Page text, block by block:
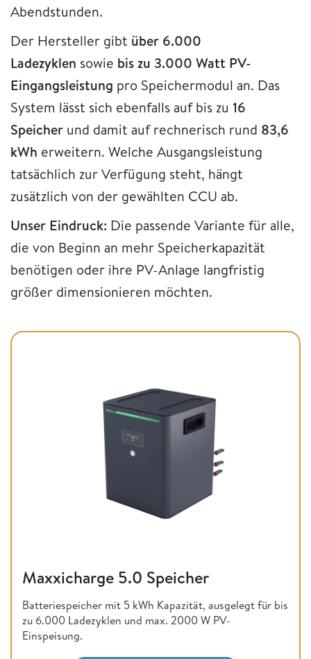
Abendstunden.
Der Hersteller gibt über 6.000
Ladezyklen sowie bis zu 3.000 Watt PV-
Eingangsleistung pro Speichermodul an. Das
System lässt sich ebenfalls auf bis zu 16
Speicher und damit auf rechnerisch rund 83,6
kWh erweitern. Welche Ausgangsleistung
tatsächlich zur Verfügung steht, hängt
zusätzlich von der gewählten CCU ab.
Unser Eindruck: Die passende Variante für alle,
die von Beginn an mehr Speicherkapazität
benötigen oder ihre PV-Anlage langfristig
größer dimensionieren möchten.
Maxxicharge 5.0 Speicher
Batteriespeicher mit 5 kWh Kapazität, ausgelegt für bis
zu 6.000 Ladezyklen und max. 2000 W PV-
Einspeisung.